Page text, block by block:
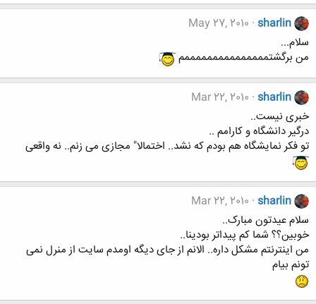
sharlin
May 27, 2010
سلام...
من برگشتمممممممممممممممم
sharlin
Mar 22, 2010
خبری نیست..
درگیر دانشگاه و کارامم ..
تو فکر نمایشگاه هم بودم که نشد.. اختمالا" مجازی می زنم.. نه واقعی
sharlin
Mar 22, 2010
سلام عیدتون مبارک..
خوبین؟؟ شما کم پیداتر بودینا..
من اینترنتم مشکل داره.. الانم از جای دیگه اومدم سایت از منرل نمی
تونم بیام